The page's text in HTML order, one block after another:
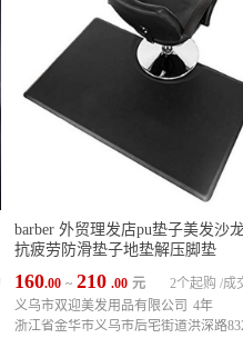
barber 外贸理发店pu垫子美发沙
抗疲劳防滑垫子地垫解压脚垫
160.00 ~ 210 .00 元 成
2个起购 /
义乌市双迎美发用品有限公司 4年
浙江省金华市义乌市后宅街道洪深路